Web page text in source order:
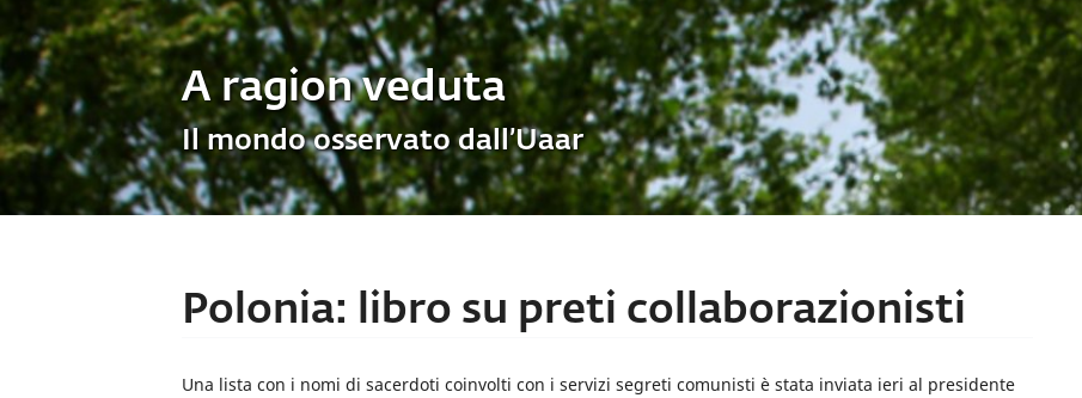
A ragion veduta
Il mondo osservato dall’Uaar
Polonia: libro su preti collaborazionisti
Una lista con i nomi di sacerdoti coinvolti con i servizi segreti comunisti è stata inviata ieri al presidente